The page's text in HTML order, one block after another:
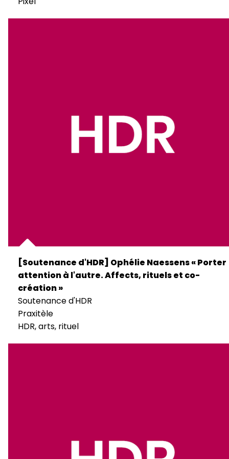
[Soutenance d'HDR] Ophélie Naessens « Porter
attention à l'autre. Affects, rituels et co-
création »
Soutenance d'HDR
Praxitèle
HDR, arts, rituel